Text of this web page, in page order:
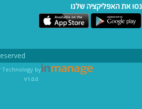
נסו את האפליקציה שלנו
|
Technology by
v1.0.0